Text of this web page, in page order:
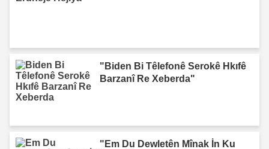
"Biden Bi Têlefonê Serokê Hkıfê
Barzanî Re Xeberda"
"Em Du Dewletên Mînak İn Ku